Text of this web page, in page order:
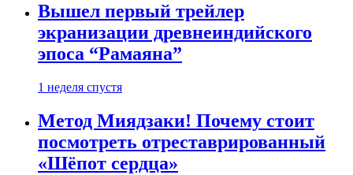
Вышел первый трейлер
экранизации древнеиндийского
эпоса “Рамаяна”
1 неделя спустя
Метод Миядзаки! Почему стоит
посмотреть отреставрированный
«Шёпот сердца»